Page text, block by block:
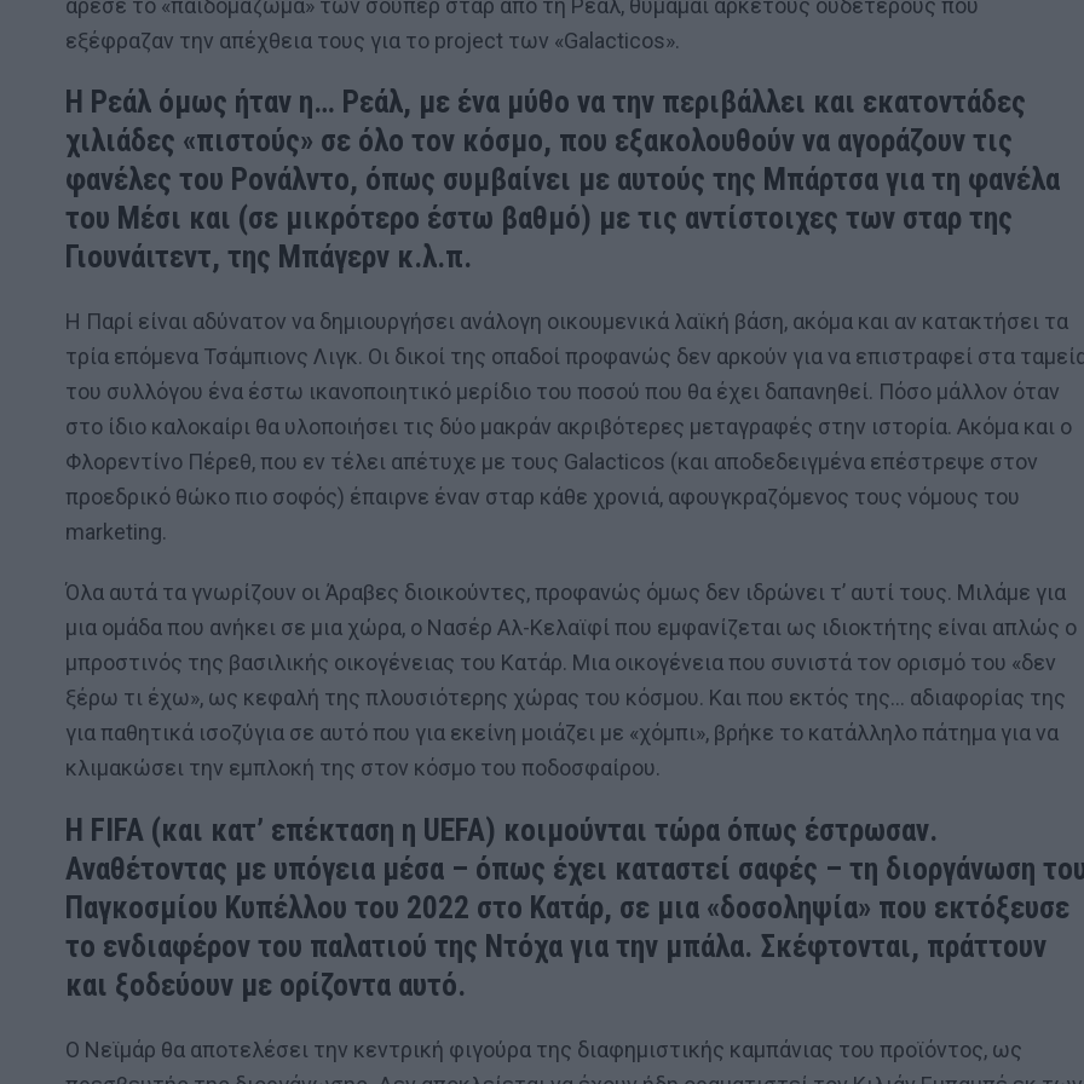
εξέφραζαν την απέχθεια τους για το project των «Galacticos».
Η Ρεάλ όμως ήταν η… Ρεάλ, με ένα μύθο να την περιβάλλει και εκατοντάδες
χιλιάδες «πιστούς» σε όλο τον κόσμο, που εξακολουθούν να αγοράζουν τις
φανέλες του Ρονάλντο, όπως συμβαίνει με αυτούς της Μπάρτσα για τη φανέλα
του Μέσι και (σε μικρότερο έστω βαθμό) με τις αντίστοιχες των σταρ της
Γιουνάιτεντ, της Μπάγερν κ.λ.π.
Η Παρί είναι αδύνατον να δημιουργήσει ανάλογη οικουμενικά λαϊκή βάση, ακόμα και αν κατακτήσει τα
τρία επόμενα Τσάμπιονς Λιγκ. Οι δικοί της οπαδοί προφανώς δεν αρκούν για να επιστραφεί στα
του συλλόγου ένα έστω ικανοποιητικό μερίδιο του ποσού που θα έχει δαπανηθεί. Πόσο μάλλον όταν
στο ίδιο καλοκαίρι θα υλοποιήσει τις δύο μακράν ακριβότερες μεταγραφές στην ιστορία. Ακόμα και ο
Φλορεντίνο Πέρεθ, που εν τέλει απέτυχε με τους Galacticos (και αποδεδειγμένα επέστρεψε στον
προεδρικό θώκο πιο σοφός) έπαιρνε έναν σταρ κάθε χρονιά, αφουγκραζόμενος τους νόμους του
marketing.
Όλα αυτά τα γνωρίζουν οι Άραβες διοικούντες, προφανώς όμως δεν ιδρώνει τ’ αυτί τους. Μιλάμε για
μια ομάδα που ανήκει σε μια χώρα, o Νασέρ Αλ-Κελαϊφί που εμφανίζεται ως ιδιοκτήτης είναι απλώς ο
μπροστινός της βασιλικής οικογένειας του Κατάρ. Μια οικογένεια που συνιστά τον ορισμό του «δεν
ξέρω τι έχω», ως κεφαλή της πλουσιότερης χώρας του κόσμου. Και που εκτός της… αδιαφορίας της
για παθητικά ισοζύγια σε αυτό που για εκείνη μοιάζει με «χόμπι», βρήκε το κατάλληλο πάτημα για να
κλιμακώσει την εμπλοκή της στον κόσμο του ποδοσφαίρου.
Η FIFA (και κατ’ επέκταση η UEFA) κοιμούνται τώρα όπως έστρωσαν.
Αναθέτοντας με υπόγεια μέσα – όπως έχει καταστεί σαφές – τη διοργάνωση
Παγκοσμίου Κυπέλλου του 2022 στο Κατάρ, σε μια «δοσοληψία» που εκτόξευσε
το ενδιαφέρον του παλατιού της Ντόχα για την μπάλα. Σκέφτονται, πράττουν
και ξοδεύουν με ορίζοντα αυτό.
Ο Νεϊμάρ θα αποτελέσει την κεντρική φιγούρα της διαφημιστικής καμπάνιας του προϊόντος, ως